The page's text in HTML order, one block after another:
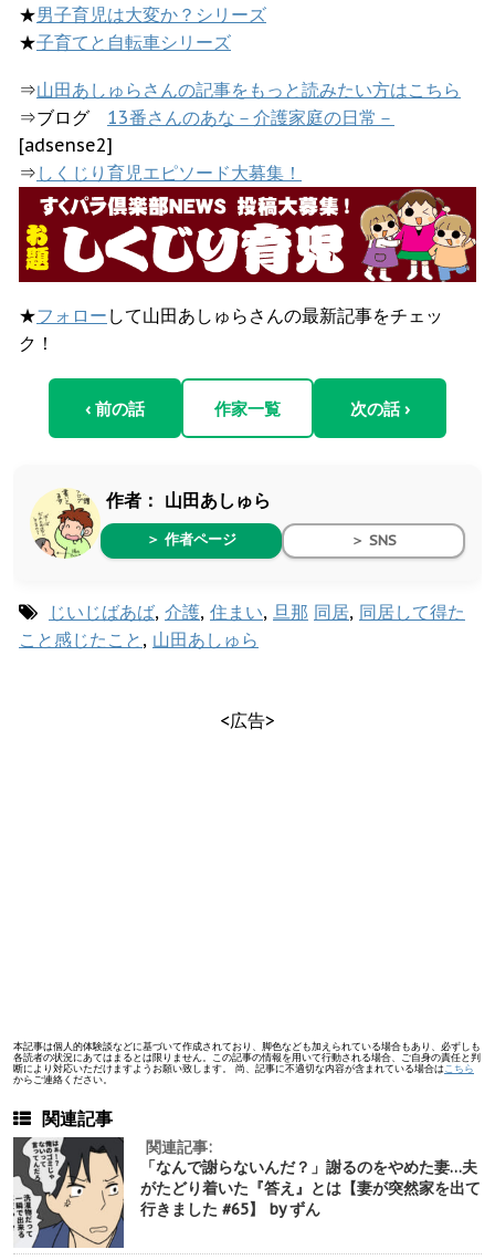
★男子育児は大変か？シリーズ
★子育てと自転車シリーズ
⇒山田あしゅらさんの記事をもっと読みたい方はこちら
⇒ブログ 13番さんのあな－介護家庭の日常－
[adsense2]
⇒ しくじり育児エピソード大募集！
★フォロー して山田あしゅらさんの最新記事をチェッ
ク！
‹ 前の話 作家一覧 次の話 ›
作者： 山田あしゅら
＞ 作者ページ ＞ SNS
じいじばあば, 介護, 住まい, 旦那 同居, 同居して得た
こと感じたこと , 山田あしゅら
<広告>
本記事は個人的体験談などに基づいて作成されており、脚色なども加えられている場合もあり、必ずしも
各読者の状況にあてはまるとは限りません。この記事の情報を用いて行動される場合、ご自身の責任と判
断により対応いただけますようお願い致します。 尚、記事に不適切な内容が含まれている場合はこちら
からご連絡ください。
関連記事
関連記事:
「なんで謝らないんだ？」謝るのをやめた妻…夫
がたどり着いた『答え』とは【妻が突然家を出て
行きました #65】 by ずん